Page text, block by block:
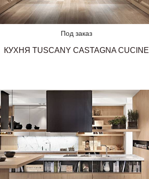
Под заказ
КУХНЯ TUSCANY CASTAGNA CUCINE